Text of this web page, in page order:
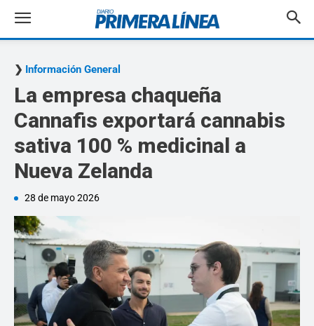
Información General
La empresa chaqueña
Cannafis exportará cannabis
sativa 100 % medicinal a
Nueva Zelanda
28 de mayo 2026